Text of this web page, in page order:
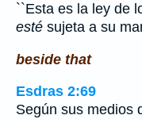
``Esta es la ley de
esté sujeta a su
beside that
Esdras 2:69
Según sus medios